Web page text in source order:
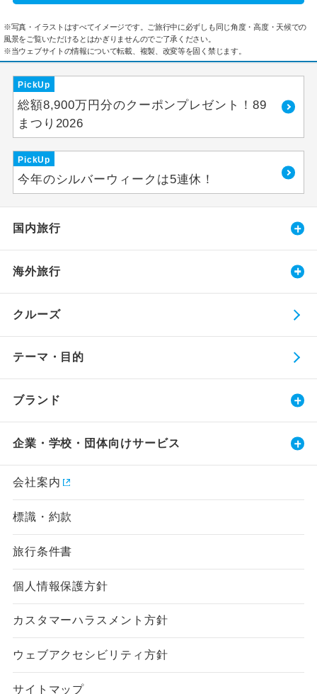
※写真・イラストはすべてイメージです。ご旅行中に必ずしも同じ角度・高度・天候での
風景をご覧いただけるとはかぎりませんのでご了承ください。
※当ウェブサイトの情報について転載、複製、改変等を固く禁じます。
PickUp
総額8,900万円分のクーポンプレゼント！89
まつり2026
PickUp
今年のシルバーウィークは5連休！
国内旅行
海外旅行
クルーズ
テーマ・目的
ブランド
企業・学校・団体向けサービス
会社案内
標識・約款
旅行条件書
個人情報保護方針
カスタマーハラスメント方針
ウェブアクセシビリティ方針
サイトマップ